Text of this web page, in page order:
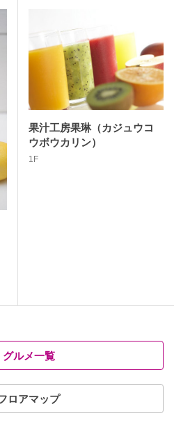
果汁工房果琳（カジュウコ
ウボウカリン）
1F
グルメ一覧
ロアマップ